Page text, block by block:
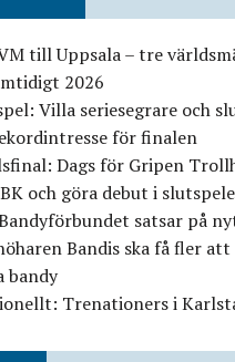
till Uppsala – tre
2026
Villa seriesegrare och
för finalen
Dags för Gripen
och göra debut i
Bandyförbundet satsar på
Bandis ska få fler
bandy
Trenationers i